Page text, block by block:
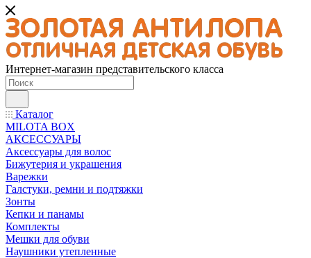
Интернет-магазин представительского класса
Каталог
MILOTA BOX
АКСЕССУАРЫ
Аксессуары для волос
Бижутерия и украшения
Варежки
Галстуки, ремни и подтяжки
Зонты
Кепки и панамы
Комплекты
Мешки для обуви
Наушники утепленные